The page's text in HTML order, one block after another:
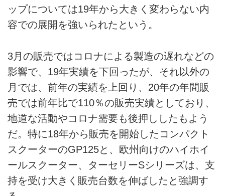
ップについては19年から大きく変わらない内
容での展開を強いられたという。
3月の販売ではコロナによる製造の遅れなどの
影響で、19年実績を下回ったが、それ以外の
月では、前年の実績を上回り、20年の年間販
売では前年比で110％の販売実績としており、
地道な活動やコロナ需要も後押ししたもよう
だ。特に18年から販売を開始したコンパクト
スクーターのGP125と、欧州向けのハイホイ
ールスクーター、ターセリーSシリーズは、支
持を受け大きく販売台数を伸ばしたと強調す